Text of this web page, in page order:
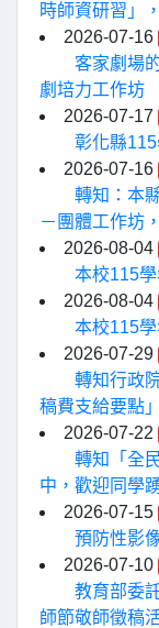
時師資研習」
2026-07-16
客家劇場
劇培力工作坊
2026-07-17
彰化縣
2026-07-16
轉知：本
－團體工作坊
2026-08-04
本校115
2026-08-04
本校115
2026-07-29
轉知行政
稿費支給要點
2026-07-22
轉知「全
中，歡迎同學
2026-07-15
預防性影
2026-07-10
教育部委
師節敬師徵稿活